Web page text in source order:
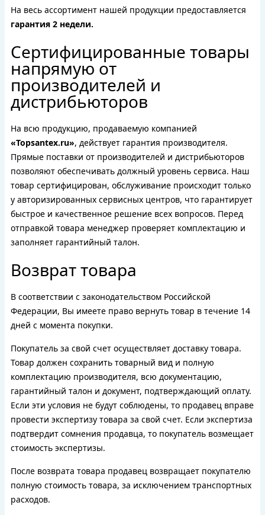
На весь ассортимент нашей продукции предоставляется
гарантия 2 недели.
Сертифицированные товары
напрямую от
производителей и
дистрибьюторов
На всю продукцию, продаваемую компанией
«Topsantex.ru», действует гарантия производителя.
Прямые поставки от производителей и дистрибьюторов
позволяют обеспечивать должный уровень сервиса. Наш
товар сертифицирован, обслуживание происходит только
у авторизированных сервисных центров, что гарантирует
быстрое и качественное решение всех вопросов. Перед
отправкой товара менеджер проверяет комплектацию и
заполняет гарантийный талон.
Возврат товара
В соответствии с законодательством Российской
Федерации, Вы имеете право вернуть товар в течение 14
дней с момента покупки.
Покупатель за свой счет осуществляет доставку товара.
Товар должен сохранить товарный вид и полную
комплектацию производителя, всю документацию,
гарантийный талон и документ, подтверждающий оплату.
Если эти условия не будут соблюдены, то продавец вправе
провести экспертизу товара за свой счет. Если экспертиза
подтвердит сомнения продавца, то покупатель возмещает
стоимость экспертизы.
После возврата товара продавец возвращает покупателю
полную стоимость товара, за исключением транспортных
расходов.